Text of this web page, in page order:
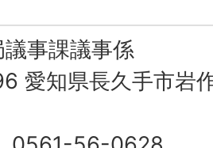
事課議事係
愛知県長久手市岩